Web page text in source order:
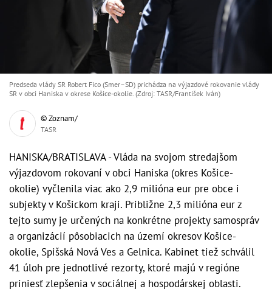
Predseda vlády SR Robert Fico (Smer–SD) prichádza na výjazdové rokovanie vlády
SR v obci Haniska v okrese Košice-okolie. (Zdroj: TASR/František Iván)
© Zoznam/
TASR
HANISKA/BRATISLAVA - Vláda na svojom stredajšom
výjazdovom rokovaní v obci Haniska (okres Košice-
okolie) vyčlenila viac ako 2,9 milióna eur pre obce i
subjekty v Košickom kraji. Približne 2,3 milióna eur z
tejto sumy je určených na konkrétne projekty samospráv
a organizácií pôsobiacich na území okresov Košice-
okolie, Spišská Nová Ves a Gelnica. Kabinet tiež schválil
41 úloh pre jednotlivé rezorty, ktoré majú v regióne
priniesť zlepšenia v sociálnej a hospodárskej oblasti.